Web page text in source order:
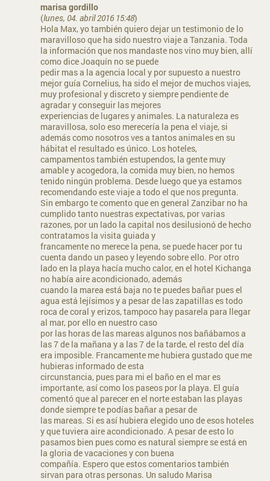
marisa gordillo
(lunes, 04. abril 2016 15:48)
Hola Max, yo también quiero dejar un testimonio de lo
maravilloso que ha sido nuestro viaje a Tanzania. Toda
la información que nos mandaste nos vino muy bien, allí
como dice Joaquín no se puede
pedir mas a la agencia local y por supuesto a nuestro
mejor guía Cornelius, ha sido el mejor de muchos viajes,
muy profesional y discreto y siempre pendiente de
agradar y conseguir las mejores
experiencias de lugares y animales. La naturaleza es
maravillosa, solo eso merecería la pena el viaje, si
además como nosotros ves a tantos animales en su
hábitat el resultado es único. Los hoteles,
campamentos también estupendos, la gente muy
amable y acogedora, la comida muy bien, no hemos
tenido ningún problema. Desde luego que ya estamos
recomendando este viaje a todo el que nos pregunta.
Sin embargo te comento que en general Zanzibar no ha
cumplido tanto nuestras expectativas, por varias
razones, por un lado la capital nos desilusionó de hecho
contratamos la visita guiada y
francamente no merece la pena, se puede hacer por tu
cuenta dando un paseo y leyendo sobre ello. Por otro
lado en la playa hacía mucho calor, en el hotel Kichanga
no había aire acondicionado, además
cuando la marea está baja no te puedes bañar pues el
agua está lejísimos y a pesar de las zapatillas es todo
roca de coral y erizos, tampoco hay pasarela para llegar
al mar, por ello en nuestro caso
por las horas de las mareas algunos nos bañábamos a
las 7 de la mañana y a las 7 de la tarde, el resto del día
era imposible. Francamente me hubiera gustado que me
hubieras informado de esta
circunstancia, pues para mi el baño en el mar es
importante, así como los paseos por la playa. El guía
comentó que al parecer en el norte estaban las playas
donde siempre te podías bañar a pesar de
las mareas. Si es así hubiera elegido uno de esos hoteles
y que tuviera aire acondicionado. A pesar de esto lo
pasamos bien pues como es natural siempre se está en
la gloria de vacaciones y con buena
compañía. Espero que estos comentarios también
sirvan para otras personas. Un saludo Marisa